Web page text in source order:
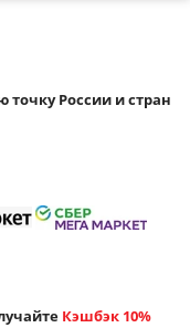
точку России и стран
Кэшбэк 10%